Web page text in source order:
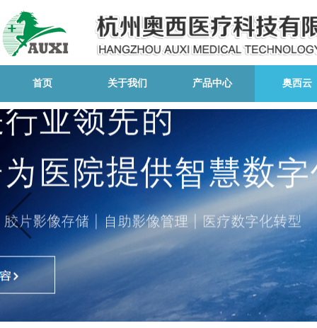
首页 关于我们 产品中心 奥西云